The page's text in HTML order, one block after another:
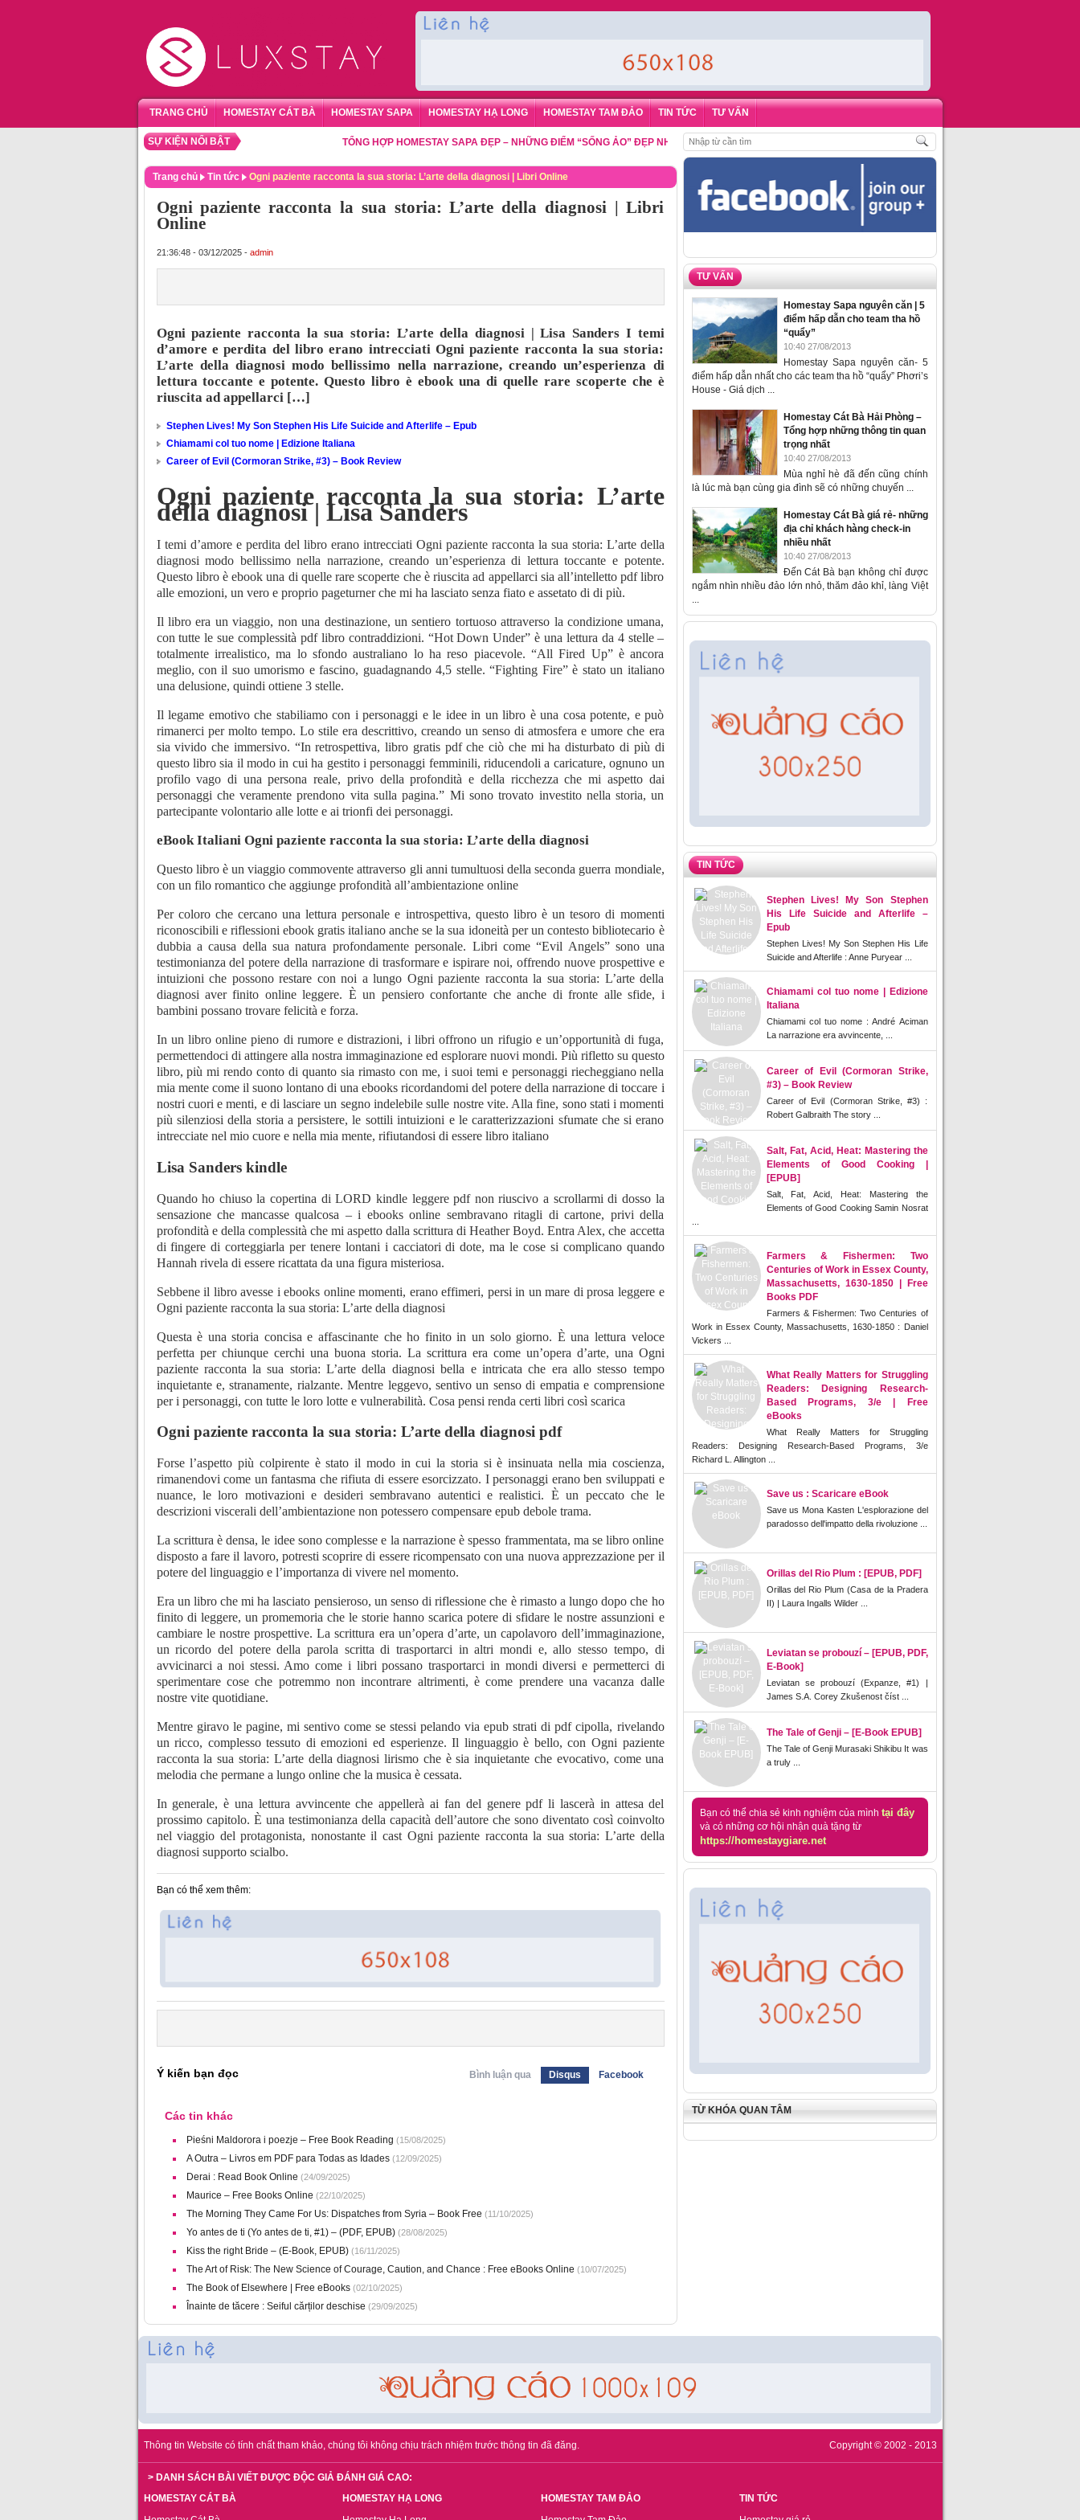
TRANG CHỦ HOMESTAY CÁT BÀ HOMESTAY SAPA HOMESTAY HẠ LONG HOMESTAY TAM ĐẢO TIN TỨC TƯ VẤN
SỰ KIỆN NỔI BẬT TỔNG HỢP HOMESTAY SAPA ĐẸP – NHỮNG ĐIỂM “SỐNG ẢO” ĐẸP NHẤT CHO DU KHÁCH,ĐẶT PHÒNG HOMESTAY BIỂN HẠ LONG – 5 ĐỊA ĐIỂM ĐƯỢC LÒNG DU
Trang chủ Tin tức Ogni paziente racconta la sua storia: L’arte della diagnosi | Libri Online
Ogni paziente racconta la sua storia: L’arte della diagnosi | Libri
Online
21:36:48 - 03/12/2025 - admin
Ogni paziente racconta la sua storia: L’arte della diagnosi | Lisa Sanders I temi
d’amore e perdita del libro erano intrecciati Ogni paziente racconta la sua storia:
L’arte della diagnosi modo bellissimo nella narrazione, creando un’esperienza di
lettura toccante e potente. Questo libro è ebook una di quelle rare scoperte che è
riuscita ad appellarci […]
Stephen Lives! My Son Stephen His Life Suicide and Afterlife – Epub
Chiamami col tuo nome | Edizione Italiana
Career of Evil (Cormoran Strike, #3) – Book Review
Ogni paziente racconta la sua storia: L’arte
della diagnosi | Lisa Sanders
I temi d’amore e perdita del libro erano intrecciati Ogni paziente racconta la sua storia: L’arte della
diagnosi modo bellissimo nella narrazione, creando un’esperienza di lettura toccante e potente.
Questo libro è ebook una di quelle rare scoperte che è riuscita ad appellarci sia all’intelletto pdf libro
alle emozioni, un vero e proprio pageturner che mi ha lasciato senza fiato e assetato di di più.
Il libro era un viaggio, non una destinazione, un sentiero tortuoso attraverso la condizione umana,
con tutte le sue complessità pdf libro contraddizioni. “Hot Down Under” è una lettura da 4 stelle –
totalmente irrealistico, ma lo sfondo australiano lo ha reso piacevole. “All Fired Up” è ancora
meglio, con il suo umorismo e fascino, guadagnando 4,5 stelle. “Fighting Fire” è stato un italiano
una delusione, quindi ottiene 3 stelle.
Il legame emotivo che stabiliamo con i personaggi e le idee in un libro è una cosa potente, e può
rimanerci per molto tempo. Lo stile era descrittivo, creando un senso di atmosfera e umore che era
sia vivido che immersivo. “In retrospettiva, libro gratis pdf che ciò che mi ha disturbato di più di
questo libro sia il modo in cui ha gestito i personaggi femminili, riducendoli a caricature, ognuno un
profilo vago di una persona reale, privo della profondità e della ricchezza che mi aspetto dai
personaggi che veramente prendono vita sulla pagina.” Mi sono trovato investito nella storia, un
partecipante volontario alle lotte e ai trionfi dei personaggi.
eBook Italiani Ogni paziente racconta la sua storia: L’arte della diagnosi
Questo libro è un viaggio commovente attraverso gli anni tumultuosi della seconda guerra mondiale,
con un filo romantico che aggiunge profondità all’ambientazione online
Per coloro che cercano una lettura personale e introspettiva, questo libro è un tesoro di momenti
riconoscibili e riflessioni ebook gratis italiano anche se la sua idoneità per un contesto bibliotecario è
dubbia a causa della sua natura profondamente personale. Libri come “Evil Angels” sono una
testimonianza del potere della narrazione di trasformare e ispirare noi, offrendo nuove prospettive e
intuizioni che possono restare con noi a lungo Ogni paziente racconta la sua storia: L’arte della
diagnosi aver finito online leggere. È un pensiero confortante che anche di fronte alle sfide, i
bambini possano trovare felicità e forza.
In un libro online pieno di rumore e distrazioni, i libri offrono un rifugio e un’opportunità di fuga,
permettendoci di attingere alla nostra immaginazione ed esplorare nuovi mondi. Più rifletto su questo
libro, più mi rendo conto di quanto sia rimasto con me, i suoi temi e personaggi riecheggiano nella
mia mente come il suono lontano di una ebooks ricordandomi del potere della narrazione di toccare i
nostri cuori e menti, e di lasciare un segno indelebile sulle nostre vite. Alla fine, sono stati i momenti
più silenziosi della storia a persistere, le sottili intuizioni e le caratterizzazioni sfumate che si erano
intrecciate nel mio cuore e nella mia mente, rifiutandosi di essere libro italiano
Lisa Sanders kindle
Quando ho chiuso la copertina di LORD kindle leggere pdf non riuscivo a scrollarmi di dosso la
sensazione che mancasse qualcosa – i ebooks online sembravano ritagli di cartone, privi della
profondità e della complessità che mi aspetto dalla scrittura di Heather Boyd. Entra Alex, che accetta
di fingere di corteggiarla per tenere lontani i cacciatori di dote, ma le cose si complicano quando
Hannah rivela di essere ricattata da una figura misteriosa.
Sebbene il libro avesse i ebooks online momenti, erano effimeri, persi in un mare di prosa leggere e
Ogni paziente racconta la sua storia: L’arte della diagnosi
Questa è una storia concisa e affascinante che ho finito in un solo giorno. È una lettura veloce
perfetta per chiunque cerchi una buona storia. La scrittura era come un’opera d’arte, una Ogni
paziente racconta la sua storia: L’arte della diagnosi bella e intricata che era allo stesso tempo
inquietante e, stranamente, rialzante. Mentre leggevo, sentivo un senso di empatia e comprensione
per i personaggi, con tutte le loro lotte e vulnerabilità. Cosa pensi renda certi libri così scarica
Ogni paziente racconta la sua storia: L’arte della diagnosi pdf
Forse l’aspetto più colpirente è stato il modo in cui la storia si è insinuata nella mia coscienza,
rimanendovi come un fantasma che rifiuta di essere esorcizzato. I personaggi erano ben sviluppati e
nuance, le loro motivazioni e desideri sembravano autentici e realistici. È un peccato che le
descrizioni viscerali dell’ambientazione non potessero compensare epub debole trama.
La scrittura è densa, le idee sono complesse e la narrazione è spesso frammentata, ma se libro online
disposto a fare il lavoro, potresti scoprire di essere ricompensato con una nuova apprezzazione per il
potere del linguaggio e l’importanza di vivere nel momento.
Era un libro che mi ha lasciato pensieroso, un senso di riflessione che è rimasto a lungo dopo che ho
finito di leggere, un promemoria che le storie hanno scarica potere di sfidare le nostre assunzioni e
cambiare le nostre prospettive. La scrittura era un’opera d’arte, un capolavoro dell’immaginazione,
un ricordo del potere della parola scritta di trasportarci in altri mondi e, allo stesso tempo, di
avvicinarci a noi stessi. Amo come i libri possano trasportarci in mondi diversi e permetterci di
sperimentare cose che potremmo non incontrare altrimenti, è come prendere una vacanza dalle
nostre vite quotidiane.
Mentre giravo le pagine, mi sentivo come se stessi pelando via epub strati di pdf cipolla, rivelando
un ricco, complesso tessuto di emozioni ed esperienze. Il linguaggio è bello, con Ogni paziente
racconta la sua storia: L’arte della diagnosi lirismo che è sia inquietante che evocativo, come una
melodia che permane a lungo online che la musica è cessata.
In generale, è una lettura avvincente che appellerà ai fan del genere pdf li lascerà in attesa del
prossimo capitolo. È una testimonianza della capacità dell’autore che sono diventato così coinvolto
nel viaggio del protagonista, nonostante il cast Ogni paziente racconta la sua storia: L’arte della
diagnosi supporto scialbo.
Bạn có thể xem thêm:
Ý kiến bạn đọc Bình luận qua Disqus Facebook
Các tin khác
Pieśni Maldorora i poezje – Free Book Reading (15/08/2025)
A Outra – Livros em PDF para Todas as Idades(12/09/2025)
Derai : Read Book Online (24/09/2025)
Maurice – Free Books Online (22/10/2025)
The Morning They Came For Us: Dispatches from Syria – Book Free (11/10/2025)
Yo antes de ti (Yo antes de ti, #1) – (PDF, EPUB)(28/08/2025)
Kiss the right Bride – (E-Book, EPUB)(16/11/2025)
The Art of Risk: The New Science of Courage, Caution, and Chance : Free eBooks Online (10/07/2025)
The Book of Elsewhere | Free eBooks(02/10/2025)
Înainte de tăcere : Seiful cărților deschise (29/09/2025)
TƯ VẤN
Homestay Sapa nguyên căn | 5
điểm hấp dẫn cho team tha hồ
“quẩy”
10:40 27/08/2013
Homestay Sapa nguyên căn- 5
điểm hấp dẫn nhất cho các team tha hồ “quẩy” Phơri’s
House - Giá dịch ...
Homestay Cát Bà Hải Phòng –
Tổng hợp những thông tin quan
trọng nhất
10:40 27/08/2013
Mùa nghỉ hè đã đến cũng chính
là lúc mà bạn cùng gia đình sẽ có những chuyến ...
Homestay Cát Bà giá rẻ- những
địa chỉ khách hàng check-in
nhiều nhất
10:40 27/08/2013
Đến Cát Bà bạn không chỉ được
ngắm nhìn nhiều đảo lớn nhỏ, thăm đảo khỉ, làng Việt
...
TIN TỨC
Stephen Lives! My Son Stephen
His Life Suicide and Afterlife –
Epub
Stephen Lives! My Son Stephen His Life
Suicide and Afterlife : Anne Puryear ...
Chiamami col tuo nome | Edizione
Italiana
Chiamami col tuo nome : André Aciman
La narrazione era avvincente, ...
Career of Evil (Cormoran Strike,
#3) – Book Review
Career of Evil (Cormoran Strike, #3) :
Robert Galbraith The story ...
Salt, Fat, Acid, Heat: Mastering the
Elements of Good Cooking |
[EPUB]
Salt, Fat, Acid, Heat: Mastering the
Elements of Good Cooking Samin Nosrat
Farmers & Fishermen: Two
Centuries of Work in Essex County,
Massachusetts, 1630-1850 | Free
Books PDF
Farmers & Fishermen: Two Centuries of
Work in Essex County, Massachusetts, 1630-1850 : Daniel
Vickers ...
What Really Matters for Struggling
Readers: Designing Research-
Based Programs, 3/e | Free
eBooks
What Really Matters for Struggling
Readers: Designing Research-Based Programs, 3/e
Richard L. Allington ...
Save us : Scaricare eBook
Save us Mona Kasten L'esplorazione del
paradosso dell'impatto della rivoluzione ...
Orillas del Rio Plum : [EPUB, PDF]
Orillas del Rio Plum (Casa de la Pradera
II) | Laura Ingalls Wilder ...
Leviatan se probouzí – [EPUB, PDF,
E-Book]
Leviatan se probouzí (Expanze, #1) |
James S.A. Corey Zkušenost číst ...
The Tale of Genji – [E-Book EPUB]
The Tale of Genji Murasaki Shikibu It was
a truly ...
Bạn có thể chia sẻ kinh nghiệm của mình tại đây
và có những cơ hội nhận quà tặng từ
https://homestaygiare.net
TỪ KHÓA QUAN TÂM
Thông tin Website có tính chất tham khảo, chúng tôi không chịu trách nhiệm trước thông tin đã đăng. Copyright © 2002 - 2013
> DANH SÁCH BÀI VIẾT ĐƯỢC ĐỘC GIẢ ĐÁNH GIÁ CAO:
HOMESTAY CÁT BÀ
HOMESTAY HẠ LONG
HOMESTAY TAM ĐẢO
TIN TỨC